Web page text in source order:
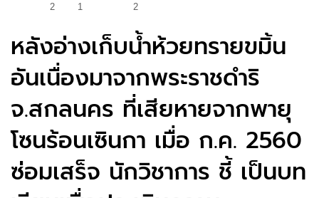
2 1 2
หลังอ่างเก็บน้ำห้วยทรายขมิ้น
อันเนื่องมาจากพระราชดำริ
จ.สกลนคร ที่เสียหายจากพายุ
โซนร้อนเซินกา เมื่อ ก.ค. 2560
ซ่อมเสร็จ นักวิชาการ ชี้ เป็นบท